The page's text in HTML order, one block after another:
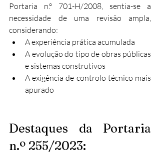
Portaria n.º 701-H/2008, sentia-se a
necessidade de uma revisão ampla,
considerando:
A experiência prática acumulada
A evolução do tipo de obras públicas
e sistemas construtivos
A exigência de controlo técnico mais
apurado
Destaques da Portaria
n.º 255/2023: